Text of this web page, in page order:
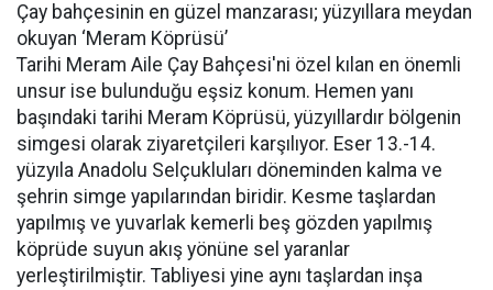
Çay bahçesinin en güzel manzarası; yüzyıllara meydan
okuyan ‘Meram Köprüsü’
Tarihi Meram Aile Çay Bahçesi'ni özel kılan en önemli
unsur ise bulunduğu eşsiz konum. Hemen yanı
başındaki tarihi Meram Köprüsü, yüzyıllardır bölgenin
simgesi olarak ziyaretçileri karşılıyor. Eser 13.-14.
yüzyıla Anadolu Selçukluları döneminden kalma ve
şehrin simge yapılarından biridir. Kesme taşlardan
yapılmış ve yuvarlak kemerli beş gözden yapılmış
köprüde suyun akış yönüne sel yaranlar
yerleştirilmiştir. Tabliyesi yine aynı taşlardan inşa